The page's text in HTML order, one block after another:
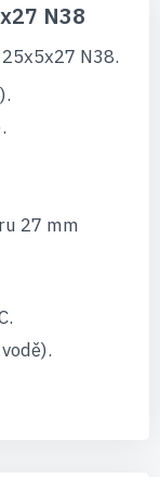
N38
N38.
27 mm